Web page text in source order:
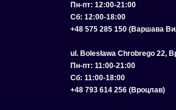
Пн-пт: 12:00-21:00
Сб: 12:00-18:00
+48 575 285 150 (Варшава
ul. Bolesława Chrobrego 22,
Пн-пт: 11:00-21:00
Сб: 11:00-18:00
+48 793 614 256 (Вроцлав)